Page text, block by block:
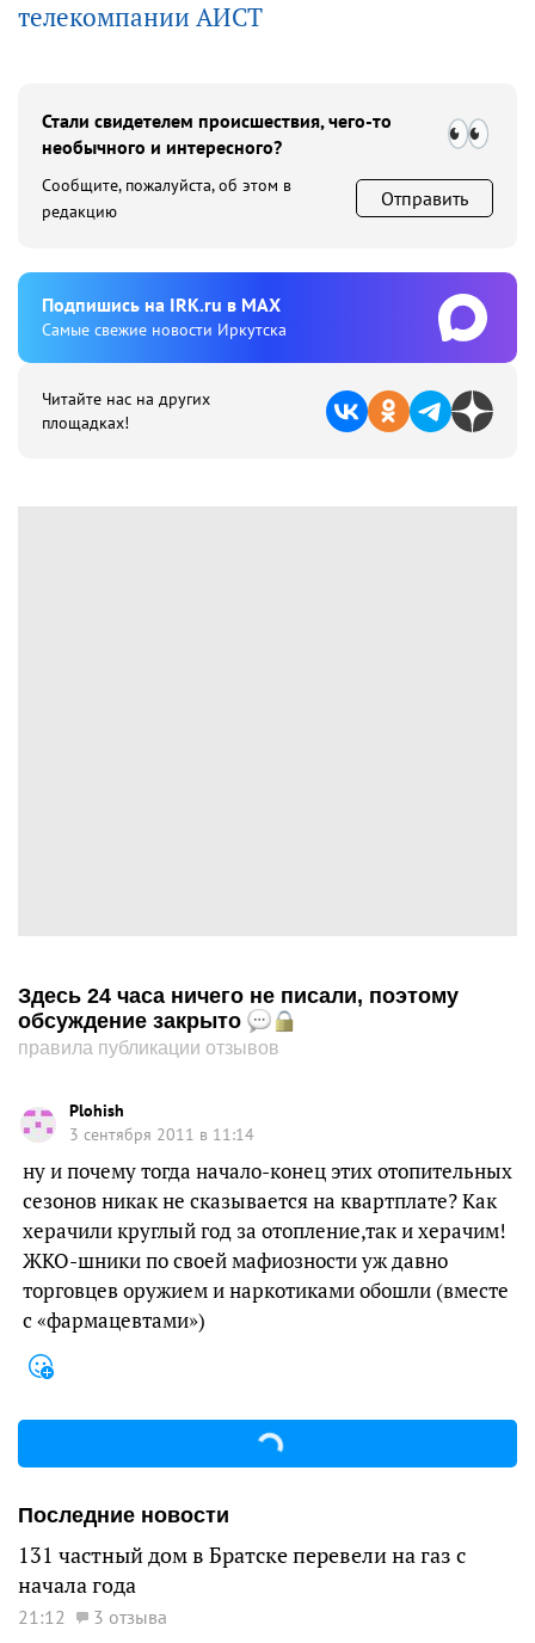
телекомпании АИСТ
Стали свидетелем происшествия, чего-то
необычного и интересного?
Сообщите, пожалуйста, об этом в
редакцию
Отправить
Подпишиcь на IRK.ru в MAX
Cамые свежие новости Иркутска
Читайте нас на других
площадках!
Здесь 24 часа ничего не писали, поэтому
обсуждение закрыто
правила публикации отзывов
Plohish
3 сентября 2011 в 11:14
ну и почему тогда начало-конец этих отопительных
сезонов никак не сказывается на квартплате? Как
херачили круглый год за отопление,так и херачим!
ЖКО-шники по своей мафиозности уж давно
торговцев оружием и наркотиками обошли (вместе
с «фармацевтами»)
Последние новости
131 частный дом в Братске перевели на газ с
начала года
21:12 3 отзыва